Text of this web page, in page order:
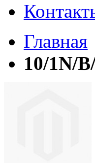
Главная
10/1N/